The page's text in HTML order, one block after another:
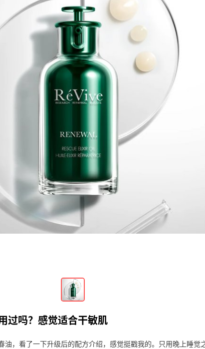
过吗？感觉适合干敏肌
油，看了一下升级后的配方介绍，感觉挺戳我的。只用晚上睡觉
多的超市
是正确打开姿势
4
07-05
柏瑞美和BABI的定妆